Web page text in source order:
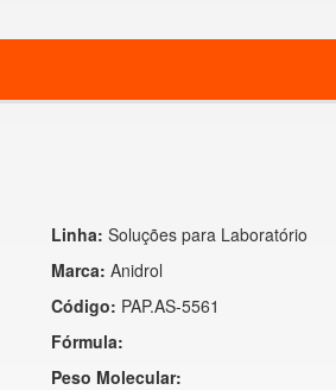
Linha: Soluções para Laboratório
Marca: Anidrol
Código: PAP.AS-5561
Fórmula:
Peso Molecular: